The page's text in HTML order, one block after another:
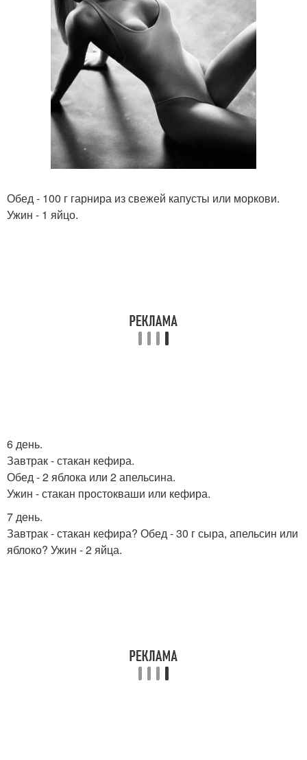
Обед - 100 г гарнира из свежей капусты или моркови.
Ужин - 1 яйцо.
6 день.
Завтрак - стакан кефира.
Обед - 2 яблока или 2 апельсина.
Ужин - стакан простокваши или кефира.
7 день.
Завтрак - стакан кефира? Обед - 30 г сыра, апельсин или
яблоко? Ужин - 2 яйца.